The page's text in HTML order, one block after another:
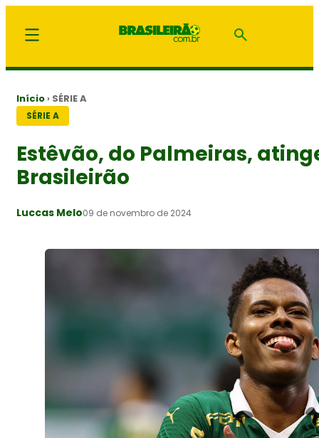
Início › SÉRIE A
SÉRIE A
Estêvão, do Palmeiras,
Brasileirão
Luccas Melo09 de novembro de 2024